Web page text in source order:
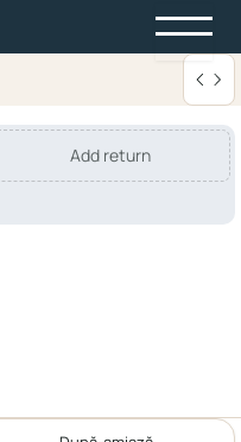
Add return